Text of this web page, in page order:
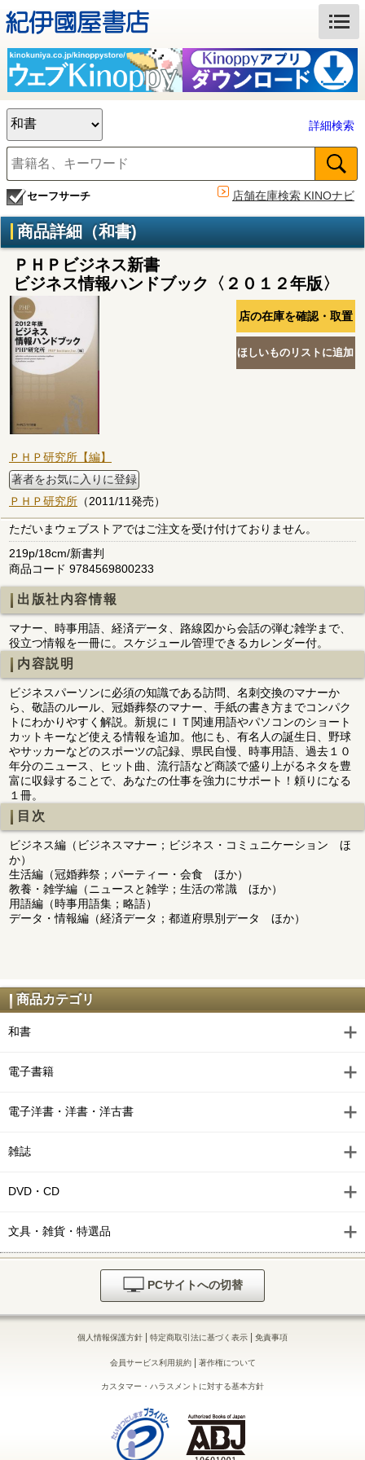
詳細検索
セーフサーチ 店舗在庫検索 KINOナビ
商品詳細（和書)
ＰＨＰビジネス新書
ビジネス情報ハンドブック〈２０１２年版〉
ＰＨＰ研究所【編】
著者をお気に入りに登録
ＰＨＰ研究所 （2011/11発売）
ただいまウェブストアではご注文を受け付けておりません。
219p/18cm/新書判
商品コード 9784569800233
出版社内容情報
マナー、時事用語、経済データ、路線図から会話の弾む雑学まで、
役立つ情報を一冊に。スケジュール管理できるカレンダー付。
内容説明
ビジネスパーソンに必須の知識である訪問、名刺交換のマナーか
ら、敬語のルール、冠婚葬祭のマナー、手紙の書き方までコンパク
トにわかりやすく解説。新規にＩＴ関連用語やパソコンのショート
カットキーなど使える情報を追加。他にも、有名人の誕生日、野球
やサッカーなどのスポーツの記録、県民自慢、時事用語、過去１０
年分のニュース、ヒット曲、流行語など商談で盛り上がるネタを豊
富に収録することで、あなたの仕事を強力にサポート！頼りになる
１冊。
目次
ビジネス編（ビジネスマナー；ビジネス・コミュニケーション ほ
か）
生活編（冠婚葬祭；パーティー・会食 ほか）
教養・雑学編（ニュースと雑学；生活の常識 ほか）
用語編（時事用語集；略語）
データ・情報編（経済データ；都道府県別データ ほか）
商品カテゴリ
和書
電子書籍
電子洋書・洋書・洋古書
雑誌
DVD・CD
文具・雑貨・特選品
PCサイトへの切替
個人情報保護方針 特定商取引法に基づく表示 免責事項
会員サービス利用規約| 著作権について
カスタマー・ハラスメントに対する基本方針